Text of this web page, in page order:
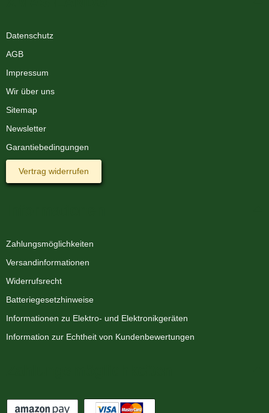
Datenschutz
AGB
Impressum
Wir über uns
Sitemap
Newsletter
Garantiebedingungen
Vertrag widerrufen
Zahlungsmöglichkeiten
Versandinformationen
Widerrufsrecht
Batteriegesetzhinweise
Informationen zu Elektro- und Elektronikgeräten
Information zur Echtheit von Kundenbewertungen